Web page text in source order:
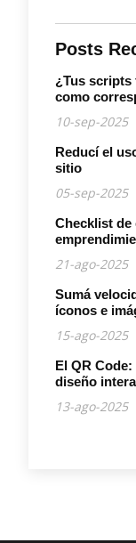
Posts
¿Tus scripts
como
10-sep-2025
Reducí el
sitio
05-sep-2025
Checklist de
21-ago-2025
Sumá
íconos e
15-ago-2025
El QR
diseño
13-ago-2025